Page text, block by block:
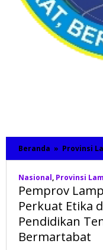
Beranda » Provinsi
Nasional, Provinsi
Pemprov
Perkuat Etika
Pendidikan
Bermartabat